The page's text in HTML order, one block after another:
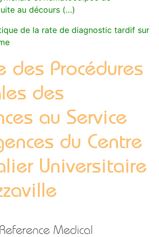
au décours (…)
de la rate de diagnostic tardif sur
des Procédures
des
au Service
du Centre
Universitaire
Medical